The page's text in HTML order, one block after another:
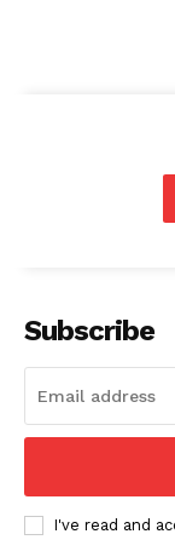
Subscribe
I've read and